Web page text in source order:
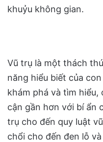
khuỷu không gian.
Vũ trụ là một thách
năng hiểu biết của
khám phá và tìm
cận gần hơn với bí ẩn
trụ cho đến quy luật
chổi cho đến đen lỗ